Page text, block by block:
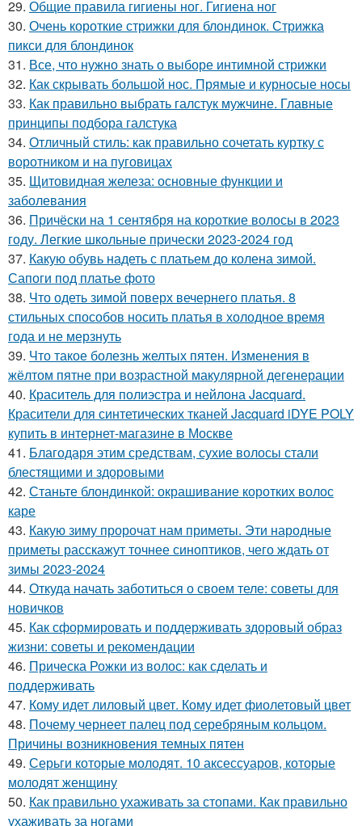
29. Общие правила гигиены ног. Гигиена ног
30. Очень короткие стрижки для блондинок. Стрижка
пикси для блондинок
31. Все, что нужно знать о выборе интимной стрижки
32. Как скрывать большой нос. Прямые и курносые носы
33. Как правильно выбрать галстук мужчине. Главные
принципы подбора галстука
34. Отличный стиль: как правильно сочетать куртку с
воротником и на пуговицах
35. Щитовидная железа: основные функции и
заболевания
36. Причёски на 1 сентября на короткие волосы в 2023
году. Легкие школьные прически 2023-2024 год
37. Какую обувь надеть с платьем до колена зимой.
Сапоги под платье фото
38. Что одеть зимой поверх вечернего платья. 8
стильных способов носить платья в холодное время
года и не мерзнуть
39. Что такое болезнь желтых пятен. Изменения в
жёлтом пятне при возрастной макулярной дегенерации
40. Краситель для полиэстра и нейлона Jacquard.
Красители для синтетических тканей Jacquard iDYE POLY
купить в интернет-магазине в Москве
41. Благодаря этим средствам, сухие волосы стали
блестящими и здоровыми
42. Станьте блондинкой: окрашивание коротких волос
каре
43. Какую зиму пророчат нам приметы. Эти народные
приметы расскажут точнее синоптиков, чего ждать от
зимы 2023-2024
44. Откуда начать заботиться о своем теле: советы для
новичков
45. Как сформировать и поддерживать здоровый образ
жизни: советы и рекомендации
46. Прическа Рожки из волос: как сделать и
поддерживать
47. Кому идет лиловый цвет. Кому идет фиолетовый цвет
48. Почему чернеет палец под серебряным кольцом.
Причины возникновения темных пятен
49. Серьги которые молодят. 10 аксессуаров, которые
молодят женщину
50. Как правильно ухаживать за стопами. Как правильно
ухаживать за ногами